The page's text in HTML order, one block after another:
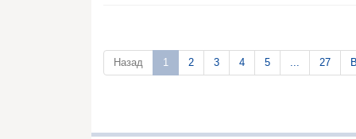
Назад 1 2 3 4 5 27